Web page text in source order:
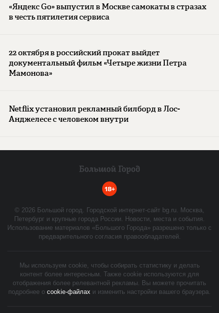
«Яндекс Go» выпустил в Москве самокаты в стразах
в честь пятилетия сервиса
22 октября в российский прокат выйдет
документальный фильм «Четыре жизни Петра
Мамонова»
Netflix установил рекламный билборд в Лос-
Анджелесе с человеком внутри
18+
© 2026 Большой город. Городской интернет-сайт bg.ru. Москва,
Петербург и крупные города России. Новости, места и события.
Использование материалов «Большого Города» разрешено только с
предварительного согласия правообладателей.
Мы используем cookie, чтобы собирать статистику и делать
контент более интересным. Также cookie используются для
отображения более релевантной рекламы. Вы можете прочитать
подробнее о cookie-файлах и изменить настройки вашего браузера.